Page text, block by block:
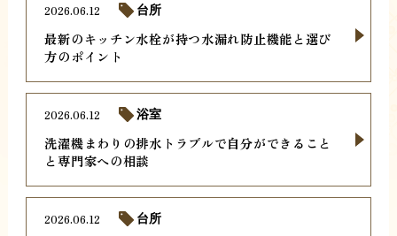
最新のキッチン水栓が持つ水漏れ防止機能と選び
方のポイント
2026.06.12 台所
洗濯機まわりの排水トラブルで自分ができること
と専門家への相談
2026.06.12 浴室
2026.06.12 台所